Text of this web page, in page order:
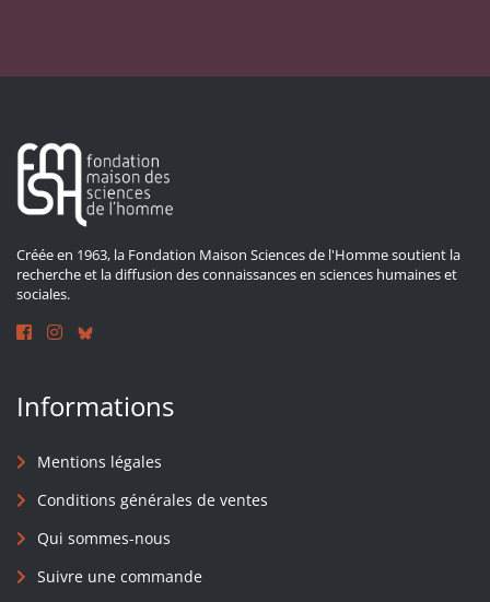
Créée en 1963, la Fondation Maison Sciences de l'Homme soutient la
recherche et la diffusion des connaissances en sciences humaines et
sociales.
Informations
Mentions légales
Conditions générales de ventes
Qui sommes-nous
Suivre une commande